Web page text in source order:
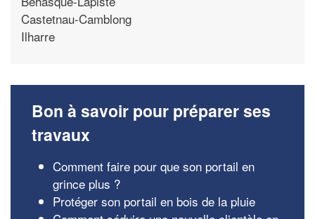
Castetnau-Camblong
Ilharre
Bon à savoir pour préparer ses
travaux
Comment faire pour que son portail en
grince plus ?
Protéger son portail en bois de la pluie